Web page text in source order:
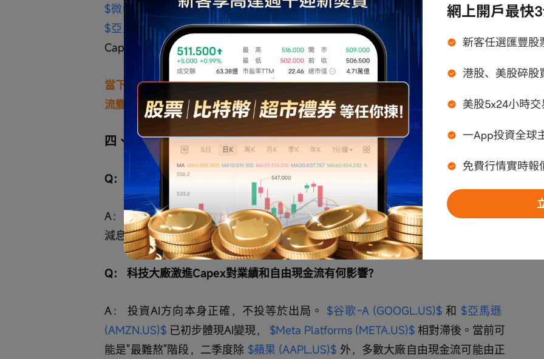
$微軟 (MSFT.US)$ 、 $Meta Platforms (META.US)$ 、 $谷歌-C (GOOG.US)$ 、
$亞馬遜 (AMZN.US)$ 過去10年資本開支與經營淨現金流高度匹配，但2025年後
Capex 飆升而自由現金流下降，缺口極值將出現在二三季度，規模超2000億美元。
當下處於風險聚集而非緩釋階段；需持續觀察未來兩個季度大廠Capex與自由現金
流變化，"舞會音樂未停，但要密切關注停止信號"
四、QA 問答
Q： 美股半導體近期急漲後回調，現在處於什麼階段？
A： 技術層面仍屬均線支撐的短期回踩，未見趨勢性反轉。通脹數據超預期令今年
減息預期大幅收窄，甚至引發加息討論，前期擁擠交易正在正常消化。
Q： 科技大廠激進Capex對業績和自由現金流有何影響？
A： 投資AI方向本身正確，不投等於出局。 $谷歌-A (GOOGL.US)$ 和 $亞馬遜
(AMZN.US)$ 已初步體現AI變現， $Meta Platforms (META.US)$ 相對滯後。當前可
能是"最難熬"階段，二季度除 $蘋果 (AAPL.US)$ 外，多數大廠自由現金流可能由正